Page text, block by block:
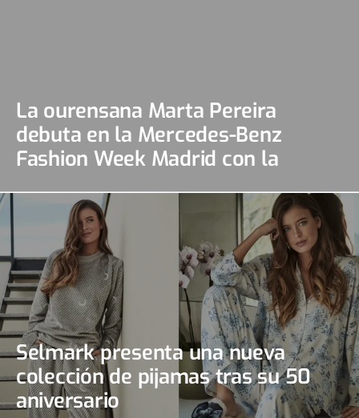
La ourensana Marta Pereira
debuta en la Mercedes-Benz
Fashion Week Madrid con la
Selmark presenta una nueva
colección de pijamas tras su 50
aniversario